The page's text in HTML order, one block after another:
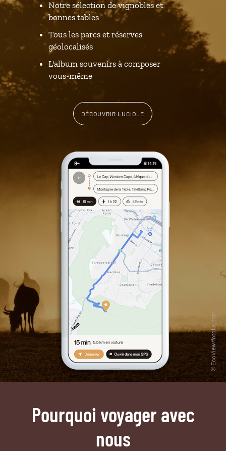
Notre sélection de vignobles et
bonnes tables
Tous les parcs et réserves
géolocalisés
L'album souvenirs à composer
vous-même
DÉCOUVRIR LUCIOLE
Pourquoi voyager avec
nous